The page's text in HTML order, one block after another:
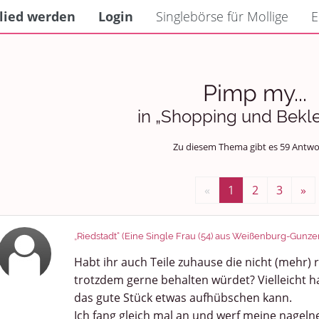
werden Login Singlebörse für Mollige
Pimp my...
in „Shopping und
Zu diesem Thema gibt es 59
« 1 2 3 »
„Riedstadt“ (Eine Single Frau (54) aus Weißenburg-
Habt ihr auch Teile zuhause die nicht (mehr)
trotzdem gerne behalten würdet? Vielleicht
das gute Stück etwas aufhübschen kann.
Ich fang gleich mal an und werf meine